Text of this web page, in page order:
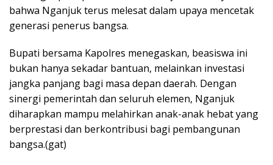
bahwa Nganjuk terus melesat dalam upaya mencetak
generasi penerus bangsa.
Bupati bersama Kapolres menegaskan, beasiswa ini
bukan hanya sekadar bantuan, melainkan investasi
jangka panjang bagi masa depan daerah. Dengan
sinergi pemerintah dan seluruh elemen, Nganjuk
diharapkan mampu melahirkan anak-anak hebat yang
berprestasi dan berkontribusi bagi pembangunan
bangsa.(gat)